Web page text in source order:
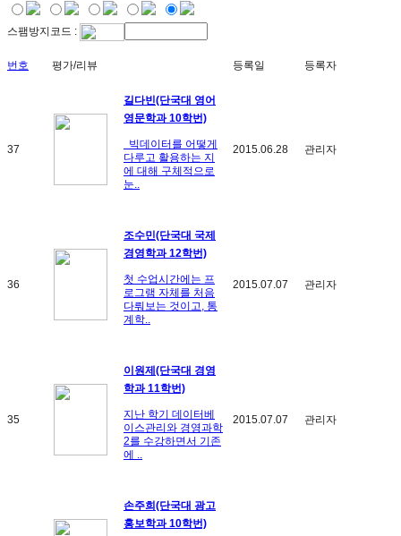
스팸방지코드 :
번호 평가/리뷰 등록일 등록자
37
길다빈(단국대 영어
영문학과 10학번)
빅데이터를 어떻게
다루고 활용하는 지
에 대해 구체적으로
눈..
2015.06.28 관리자
36
조수민(단국대 국제
경영학과 12학번)
첫 수업시간에는 프
로그램 자체를 처음
다뤄보는 것이고, 통
계학..
2015.07.07 관리자
35
이원제(단국대 경영
학과 11학번)
지난 학기 데이터베
이스관리와 경영과학
2를 수강하면서 기존
에 ..
2015.07.07 관리자
손주희(단국대 광고
홍보학과 10학번)